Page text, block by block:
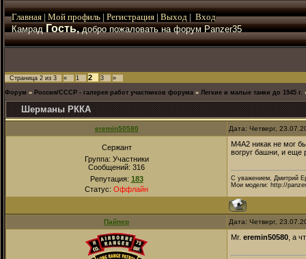
Главная | Мой профиль | Регистрация | Выход | Вход
КамрадГость,добро пожаловать на форум Panzer35
Страница 2 из 3 « 1 2 3 »
Форум » Россия/СССР - галерея работ участников форума » Легкие и малые танки до 1945 г.
Шерманы РККА
eremin50580 Дата: Четверг,
Сержант
Группа: Участники
Сообщений: 316
Репутация: 183
Статус: Оффлайн
M4A2 никак не мог
вогруг башни, и еще
С уважением, Дмитрий
Мои модели: http://
Пайпер Дата: Четверг,
Mr. eremin50580 , a